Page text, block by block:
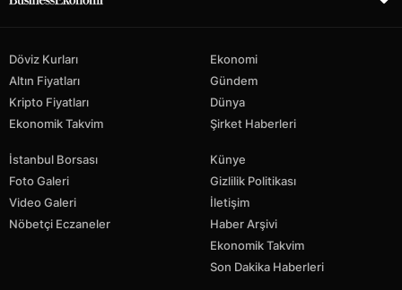
Döviz Kurları
Altın Fiyatları
Kripto Fiyatları
Ekonomik Takvim
Ekonomi
Gündem
Dünya
Şirket Haberleri
İstanbul Borsası
Foto Galeri
Video Galeri
Nöbetçi Eczaneler
Künye
Gizlilik Politikası
İletişim
Haber Arşivi
Ekonomik Takvim
Son Dakika Haberleri